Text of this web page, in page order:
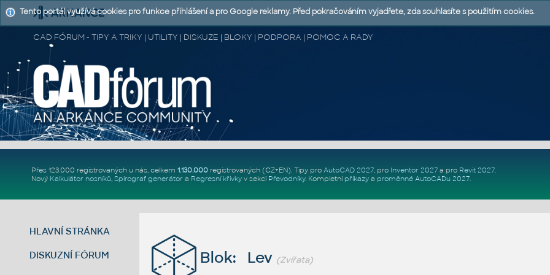
CAD FÓRUM - TIPY A TRIKY | UTILITY | DISKUZE | BLOKY | PODPORA | POMOC A RADY
Přes 123.000 registrovaných u nás, celkem 1.130.000registrovaných (CZ+EN). Tipy pro AutoCAD 2027, pro Inventor 2027a pro Revit 2027.
Nový Kalkulátor nosníků, Spirograf generátor a Regresní křivkyv sekci Převodníky. Kompletní příkazya proměnné AutoCADu 2027.
HLAVNÍ STRÁNKA
DISKUZNÍ FÓRUM Blok: Lev (Zvířata)
Tento portál využívá cookies pro funkce přihlášení a pro Google reklamy. Před pokračováním vyjadřete, zda souhlasíte s použitím cookies.